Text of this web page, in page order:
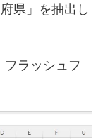
県」を抽出し
ラッシュフ